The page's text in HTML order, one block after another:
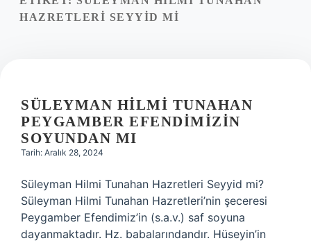
HAZRETLERI SEYYID MI
SÜLEYMAN HILMI TUNAHAN
PEYGAMBER EFENDIMIZIN
SOYUNDAN MI
Tarih: Aralık 28, 2024
Süleyman Hilmi Tunahan Hazretleri Seyyid mi?
Süleyman Hilmi Tunahan Hazretleri’nin şeceresi
Peygamber Efendimiz’in (s.a.v.) saf soyuna
dayanmaktadır. Hz. babalarındandır. Hüseyin’in